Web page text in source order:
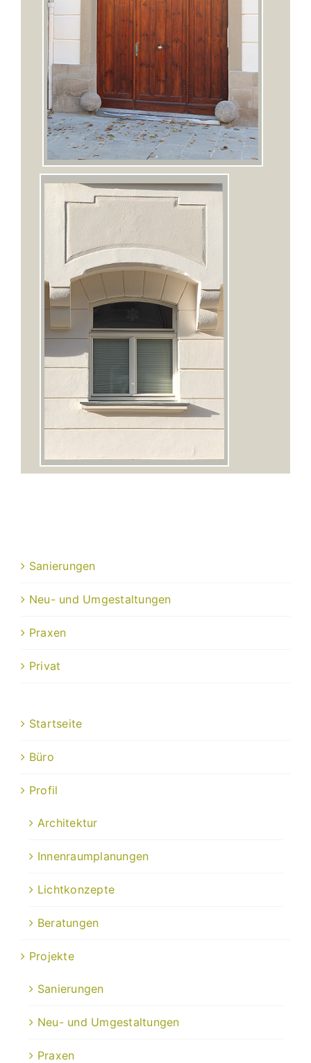
Sanierungen
Neu- und Umgestaltungen
Praxen
Privat
Startseite
Büro
Profil
Architektur
Innenraumplanungen
Lichtkonzepte
Beratungen
Projekte
Sanierungen
Neu- und Umgestaltungen
Praxen